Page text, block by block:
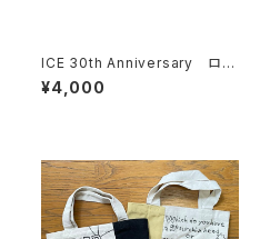
ICE 30th Anniversary ロゴ
Tシャツ ＊ステッカー付き！
¥4,000